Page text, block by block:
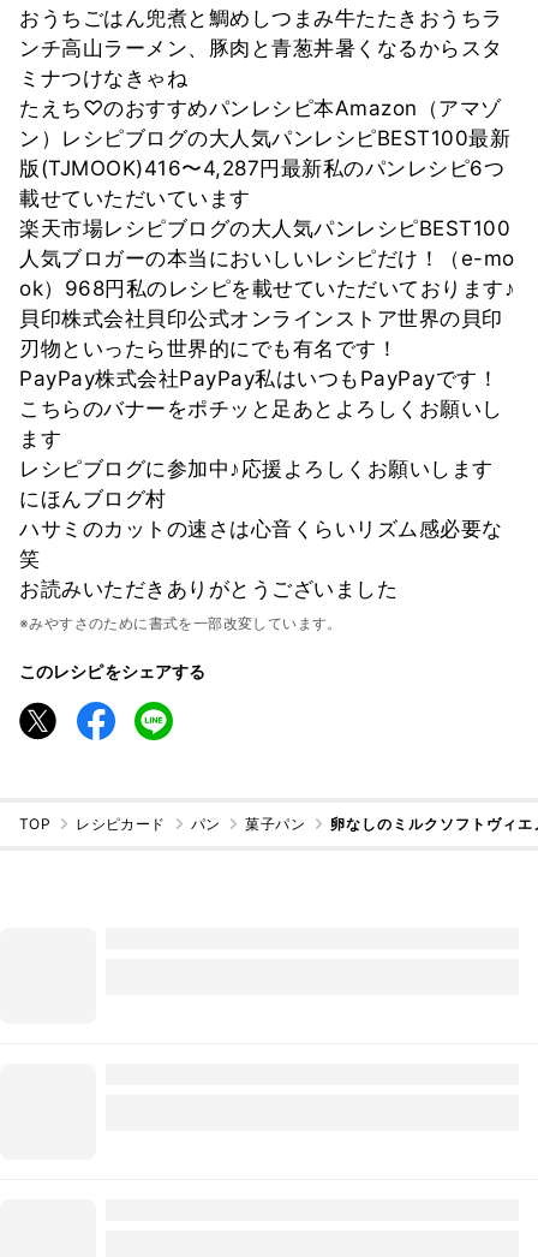
おうちごはん兜煮と鯛めしつまみ牛たたきおうちラ
ンチ高山ラーメン、豚肉と青葱丼暑くなるからスタ
ミナつけなきゃね
たえち♡のおすすめパンレシピ本Amazon（アマゾ
ン）レシピブログの大人気パンレシピBEST100最新
版(TJMOOK)416〜4,287円最新私のパンレシピ6つ
載せていただいています
楽天市場レシピブログの大人気パンレシピBEST100
人気ブロガーの本当においしいレシピだけ！（e-mo
ok）968円私のレシピを載せていただいております♪
貝印株式会社貝印公式オンラインストア世界の貝印
刃物といったら世界的にでも有名です！
PayPay株式会社PayPay私はいつもPayPayです！
こちらのバナーをポチッと足あとよろしくお願いし
ます
レシピブログに参加中♪応援よろしくお願いします
にほんブログ村
ハサミのカットの速さは心音くらいリズム感必要な
笑
お読みいただきありがとうございました
※みやすさのために書式を一部改変しています。
このレシピをシェアする
TOP レシピカード パン 菓子パン 卵なしのミルクソフトヴィ